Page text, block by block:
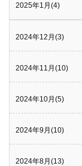
2025年1月(4)
2024年12月(3)
2024年11月(10)
2024年10月(5)
2024年9月(10)
2024年8月(13)